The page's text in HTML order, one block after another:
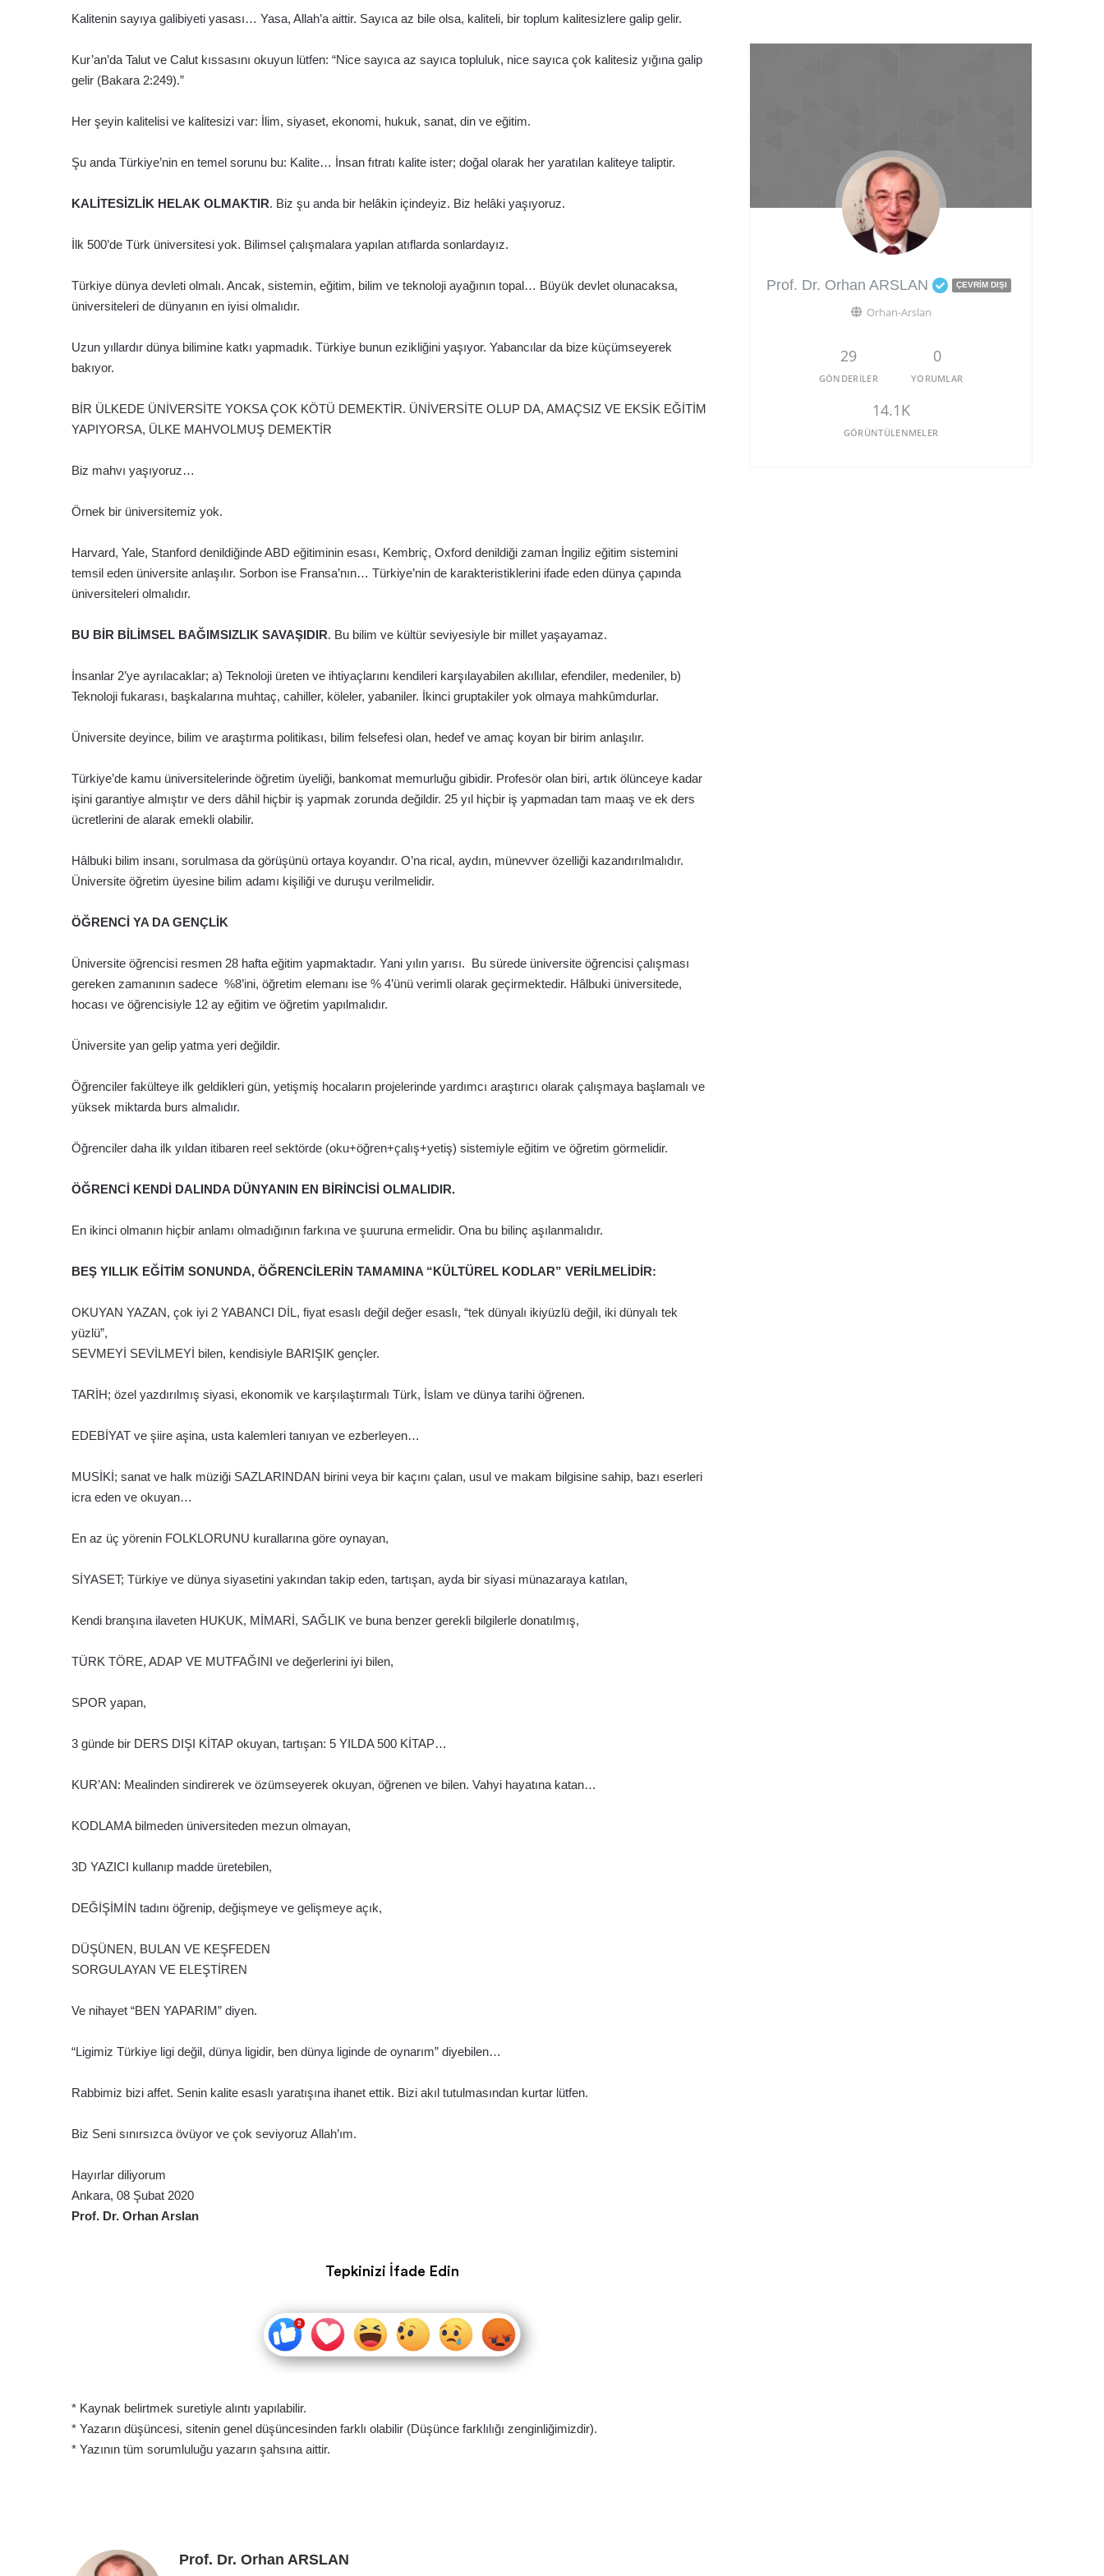
göndermek
Kalitenin sayıya galibiyeti yasası… Yasa, Allah’a aittir. Sayıca az bile olsa, kaliteli, bir toplum kalitesizlere galip gelir.
Kur’an’da Talut ve Calut kıssasını okuyun lütfen: “Nice sayıca az sayıca topluluk, nice sayıca çok kalitesiz yığına galip
gelir (Bakara 2:249).”
Her şeyin kalitelisi ve kalitesizi var: İlim, siyaset, ekonomi, hukuk, sanat, din ve eğitim.
Şu anda Türkiye’nin en temel sorunu bu: Kalite… İnsan fıtratı kalite ister; doğal olarak her yaratılan kaliteye taliptir.
KALİTESİZLİK HELAK OLMAKTIR. Biz şu anda bir helâkin içindeyiz. Biz helâki yaşıyoruz.
İlk 500’de Türk üniversitesi yok. Bilimsel çalışmalara yapılan atıflarda sonlardayız.
Türkiye dünya devleti olmalı. Ancak, sistemin, eğitim, bilim ve teknoloji ayağının topal… Büyük devlet olunacaksa,
üniversiteleri de dünyanın en iyisi olmalıdır.
Uzun yıllardır dünya bilimine katkı yapmadık. Türkiye bunun ezikliğini yaşıyor. Yabancılar da bize küçümseyerek
bakıyor.
BİR ÜLKEDE ÜNİVERSİTE YOKSA ÇOK KÖTÜ DEMEKTİR. ÜNİVERSİTE OLUP DA, AMAÇSIZ VE EKSİK EĞİTİM
YAPIYORSA, ÜLKE MAHVOLMUŞ DEMEKTİR
Biz mahvı yaşıyoruz…
Örnek bir üniversitemiz yok.
Harvard, Yale, Stanford denildiğinde ABD eğitiminin esası, Kembriç, Oxford denildiği zaman İngiliz eğitim sistemini
temsil eden üniversite anlaşılır. Sorbon ise Fransa’nın… Türkiye’nin de karakteristiklerini ifade eden dünya çapında
üniversiteleri olmalıdır.
BU BİR BİLİMSEL BAĞIMSIZLIK SAVAŞIDIR. Bu bilim ve kültür seviyesiyle bir millet yaşayamaz.
İnsanlar 2’ye ayrılacaklar; a) Teknoloji üreten ve ihtiyaçlarını kendileri karşılayabilen akıllılar, efendiler, medeniler, b)
Teknoloji fukarası, başkalarına muhtaç, cahiller, köleler, yabaniler. İkinci gruptakiler yok olmaya mahkûmdurlar.
Üniversite deyince, bilim ve araştırma politikası, bilim felsefesi olan, hedef ve amaç koyan bir birim anlaşılır.
Türkiye’de kamu üniversitelerinde öğretim üyeliği, bankomat memurluğu gibidir. Profesör olan biri, artık ölünceye kadar
işini garantiye almıştır ve ders dâhil hiçbir iş yapmak zorunda değildir. 25 yıl hiçbir iş yapmadan tam maaş ve ek ders
ücretlerini de alarak emekli olabilir.
Hâlbuki bilim insanı, sorulmasa da görüşünü ortaya koyandır. O’na rical, aydın, münevver özelliği kazandırılmalıdır.
Üniversite öğretim üyesine bilim adamı kişiliği ve duruşu verilmelidir.
ÖĞRENCİ YA DA GENÇLİK
Üniversite öğrencisi resmen 28 hafta eğitim yapmaktadır. Yani yılın yarısı. Bu sürede üniversite öğrencisi çalışması
gereken zamanının sadece %8’ini, öğretim elemanı ise % 4’ünü verimli olarak geçirmektedir. Hâlbuki üniversitede,
hocası ve öğrencisiyle 12 ay eğitim ve öğretim yapılmalıdır.
Üniversite yan gelip yatma yeri değildir.
Öğrenciler fakülteye ilk geldikleri gün, yetişmiş hocaların projelerinde yardımcı araştırıcı olarak çalışmaya başlamalı ve
yüksek miktarda burs almalıdır.
Öğrenciler daha ilk yıldan itibaren reel sektörde (oku+öğren+çalış+yetiş) sistemiyle eğitim ve öğretim görmelidir.
ÖĞRENCİ KENDİ DALINDA DÜNYANIN EN BİRİNCİSİ OLMALIDIR.
En ikinci olmanın hiçbir anlamı olmadığının farkına ve şuuruna ermelidir. Ona bu bilinç aşılanmalıdır.
BEŞ YILLIK EĞİTİM SONUNDA, ÖĞRENCİLERİN TAMAMINA “KÜLTÜREL KODLAR” VERİLMELİDİR:
OKUYAN YAZAN, çok iyi 2 YABANCI DİL, fiyat esaslı değil değer esaslı, “tek dünyalı ikiyüzlü değil, iki dünyalı tek
yüzlü”,
SEVMEYİ SEVİLMEYİ bilen, kendisiyle BARIŞIK gençler.
TARİH; özel yazdırılmış siyasi, ekonomik ve karşılaştırmalı Türk, İslam ve dünya tarihi öğrenen.
EDEBİYAT ve şiire aşina, usta kalemleri tanıyan ve ezberleyen…
MUSİKİ; sanat ve halk müziği SAZLARINDAN birini veya bir kaçını çalan, usul ve makam bilgisine sahip, bazı eserleri
icra eden ve okuyan…
En az üç yörenin FOLKLORUNU kurallarına göre oynayan,
SİYASET; Türkiye ve dünya siyasetini yakından takip eden, tartışan, ayda bir siyasi münazaraya katılan,
Kendi branşına ilaveten HUKUK, MİMARİ, SAĞLIK ve buna benzer gerekli bilgilerle donatılmış,
TÜRK TÖRE, ADAP VE MUTFAĞINI ve değerlerini iyi bilen,
SPOR yapan,
3 günde bir DERS DIŞI KİTAP okuyan, tartışan: 5 YILDA 500 KİTAP…
KUR’AN: Mealinden sindirerek ve özümseyerek okuyan, öğrenen ve bilen. Vahyi hayatına katan…
KODLAMA bilmeden üniversiteden mezun olmayan,
3D YAZICI kullanıp madde üretebilen,
DEĞİŞİMİN tadını öğrenip, değişmeye ve gelişmeye açık,
DÜŞÜNEN, BULAN VE KEŞFEDEN
SORGULAYAN VE ELEŞTİREN
Ve nihayet “BEN YAPARIM” diyen.
“Ligimiz Türkiye ligi değil, dünya ligidir, ben dünya liginde de oynarım” diyebilen…
Rabbimiz bizi affet. Senin kalite esaslı yaratışına ihanet ettik. Bizi akıl tutulmasından kurtar lütfen.
Biz Seni sınırsızca övüyor ve çok seviyoruz Allah’ım.
Hayırlar diliyorum
Ankara, 08 Şubat 2020
Prof. Dr. Orhan Arslan
Tepkinizi İfade Edin
* Kaynak belirtmek suretiyle alıntı yapılabilir.
* Yazarın düşüncesi, sitenin genel düşüncesinden farklı olabilir (Düşünce farklılığı zenginliğimizdir).
* Yazının tüm sorumluluğu yazarın şahsına aittir.
Prof. Dr. Orhan ARSLAN
Prof. Dr. Orhan ARSLAN ÇEVRIM DIŞI
Orhan-Arslan
29
GÖNDERILER
0
YORUMLAR
14.1K
GÖRÜNTÜLENMELER